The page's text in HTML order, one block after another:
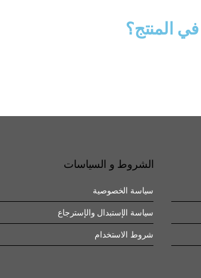
المنتج؟
الشروط و السياسات
سياسة الخصوصية
سياسة الإستبدال والإسترجاع
شروط الاستخدام